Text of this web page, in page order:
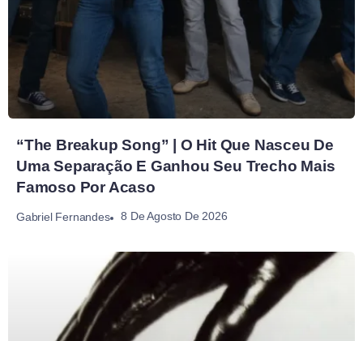
“The Breakup Song” | O Hit Que Nasceu De
Uma Separação E Ganhou Seu Trecho Mais
Famoso Por Acaso
Gabriel Fernandes 8 De Agosto De 2026